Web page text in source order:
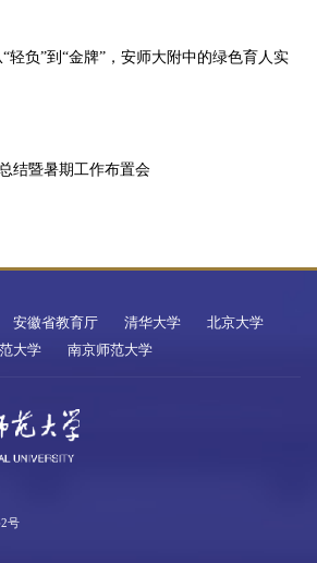
“轻负”到“金牌”，安师大附中的绿色育人实
结暨暑期工作布置会
安徽省教育厅 清华大学
北京大学
大学 南京师范大学
号